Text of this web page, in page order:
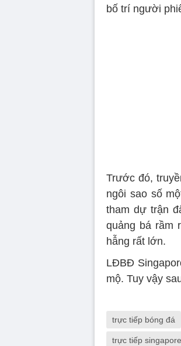
bố trí người
Trước đó,
ngôi sao số
tham dự trận
quảng bá rầm
hẫng rất lớn.
LĐBĐ
mộ. Tuy vậy
trực tiếp bóng đá
trực tiếp